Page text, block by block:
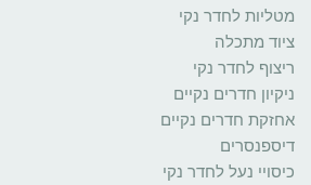
מטליות לחדר נקי
ציוד מתכלה
ריצוף לחדר נקי
ניקיון חדרים נקיים
אחזקת חדרים נקיים
דיספנסרים
כיסויי נעל לחדר נקי